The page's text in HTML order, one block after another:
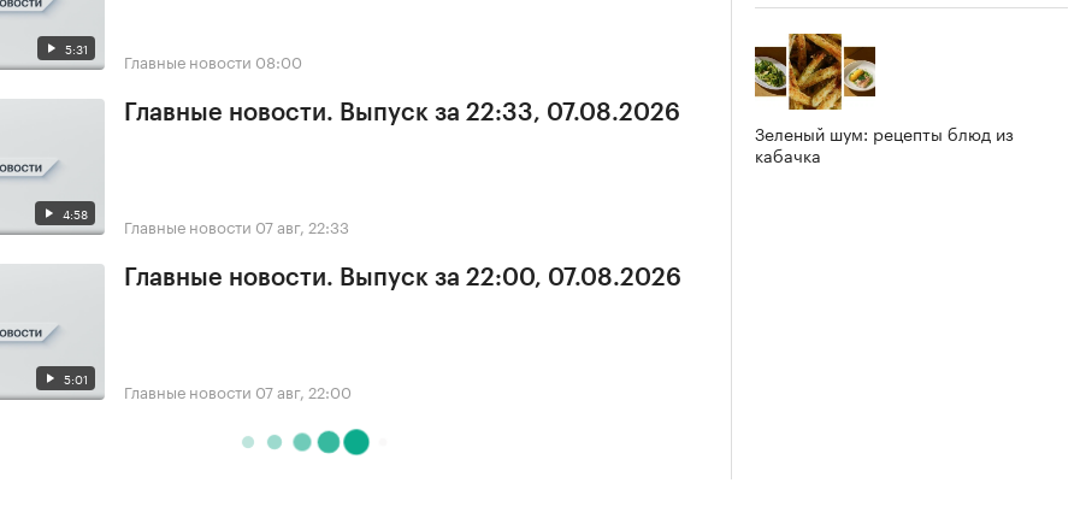
5:31 Главные новости 08:00
4:58
Главные новости. Выпуск за 22:33, 07.08.2026
Главные новости 07 авг, 22:33
5:01
Главные новости. Выпуск за 22:00, 07.08.2026
Главные новости 07 авг, 22:00
Зеленый шум: рецепты блюд из
кабачка